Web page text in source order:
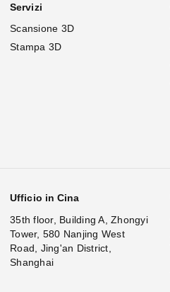
Servizi
Scansione 3D
Stampa 3D
Ufficio in Cina
35th floor, Building A, Zhongyi
Tower, 580 Nanjing West
Road, Jing'an District,
Shanghai